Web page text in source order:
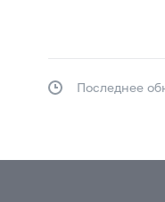
Последнее